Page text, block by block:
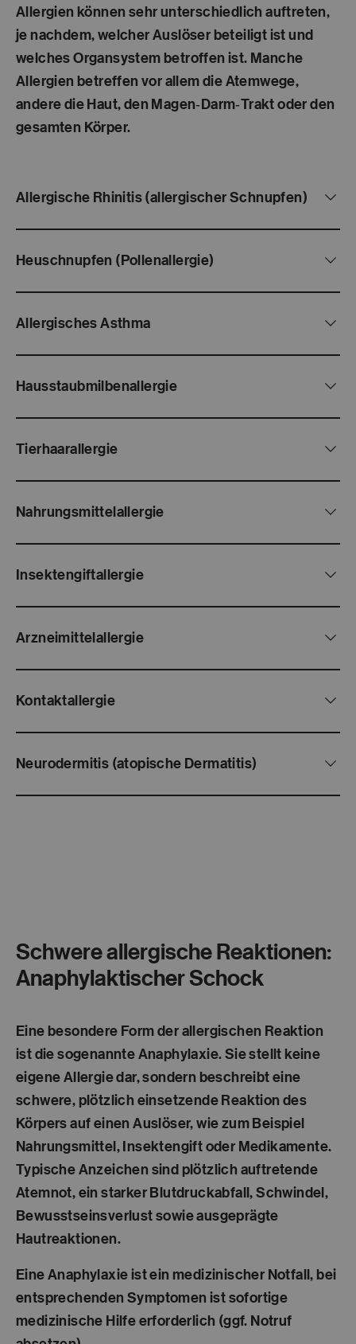
Allergien können sehr unterschiedlich auftreten,
je nachdem, welcher Auslöser beteiligt ist und
welches Organsystem betroffen ist. Manche
Allergien betreffen vor allem die Atemwege,
andere die Haut, den Magen‑Darm‑Trakt oder den
gesamten Körper.
Allergische Rhinitis (allergischer Schnupfen)
Heuschnupfen (Pollenallergie)
Allergisches Asthma
Hausstaubmilbenallergie
Tierhaarallergie
Nahrungsmittelallergie
Insektengiftallergie
Arzneimittelallergie
Kontaktallergie
Neurodermitis (atopische Dermatitis)
Schwere allergische Reaktionen:
Anaphylaktischer Schock
Eine besondere Form der allergischen Reaktion
ist die sogenannte Anaphylaxie. Sie stellt keine
eigene Allergie dar, sondern beschreibt eine
schwere, plötzlich einsetzende Reaktion des
Körpers auf einen Auslöser, wie zum Beispiel
Nahrungsmittel, Insektengift oder Medikamente.
Typische Anzeichen sind plötzlich auftretende
Atemnot, ein starker Blutdruckabfall, Schwindel,
Bewusstseinsverlust sowie ausgeprägte
Hautreaktionen.
Eine Anaphylaxie ist ein medizinischer Notfall, bei
entsprechenden Symptomen ist sofortige
medizinische Hilfe erforderlich (ggf. Notruf